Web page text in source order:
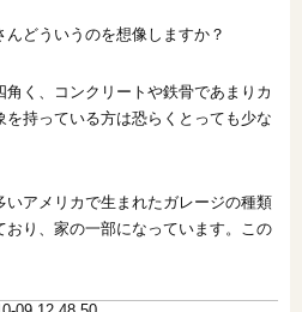
どういうのを想像しますか？
く、コンクリートや鉄骨であまりカ
を持っている方は恐らくとっても少な
いアメリカで生まれたガレージの種類
り、家の一部になっています。この